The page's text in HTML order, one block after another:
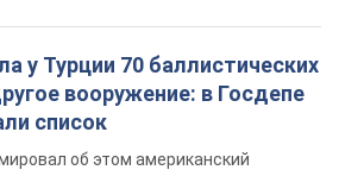
у Турции 70 баллистических
вооружение: в Госдепе
список
об этом американский